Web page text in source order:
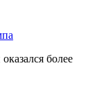
более